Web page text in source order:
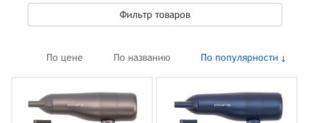
Фильтр товаров
По цене По названию По популярности